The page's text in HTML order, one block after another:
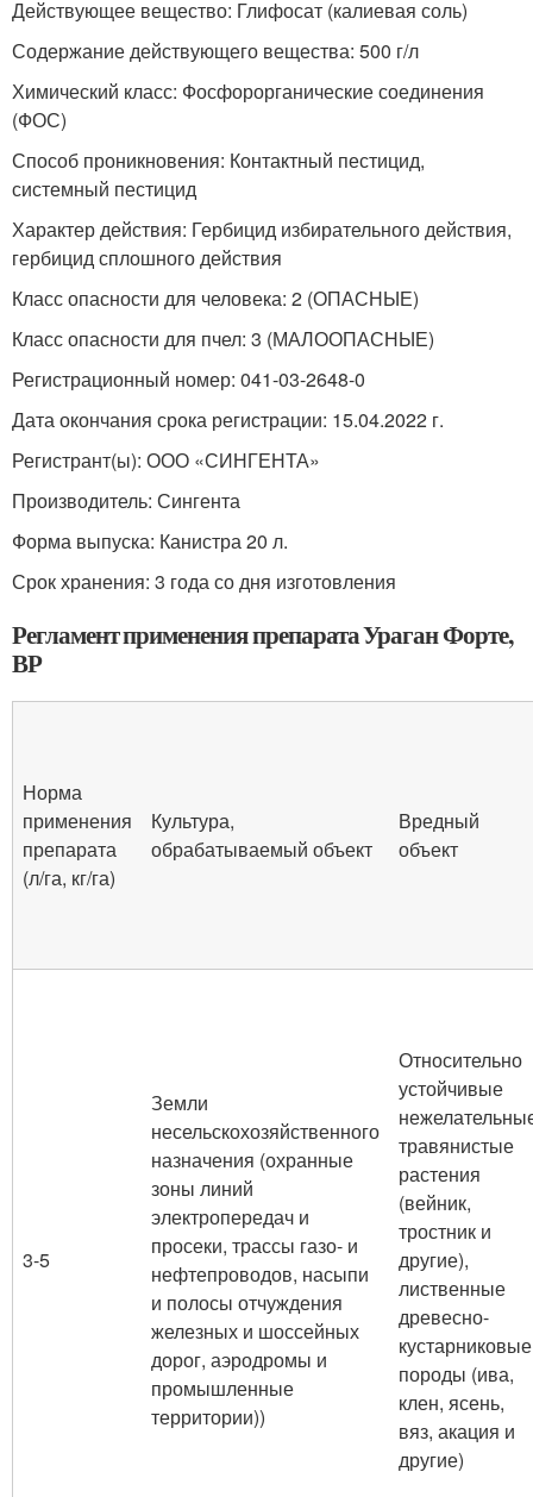
Действующее вещество: Глифосат (калиевая соль)
Содержание действующего вещества: 500 г/л
Химический класс: Фосфорорганические соединения
(ФОС)
Способ проникновения: Контактный пестицид,
системный пестицид
Характер действия: Гербицид избирательного действия,
гербицид сплошного действия
Класс опасности для человека: 2 (ОПАСНЫЕ)
Класс опасности для пчел: 3 (МАЛООПАСНЫЕ)
Регистрационный номер: 041-03-2648-0
Дата окончания срока регистрации: 15.04.2022 г.
Регистрант(ы): ООО «СИНГЕНТА»
Производитель: Сингента
Форма выпуска: Канистра 20 л.
Срок хранения: 3 года со дня изготовления
Регламент применения препарата Ураган Форте,
ВР
Норма
применения
препарата
(л/га, кг/га)
Культура,
обрабатываемый объект
Вредный
объект
3-5
Земли
несельскохозяйственного
назначения (охранные
зоны линий
электропередач и
просеки, трассы газо- и
нефтепроводов, насыпи
и полосы отчуждения
железных и шоссейных
дорог, аэродромы и
промышленные
территории))
Относительно
устойчивые
травянистые
растения
(вейник,
тростник и
другие),
лиственные
древесно-
кустарниковые
породы (ива,
клен, ясень,
вяз, акация и
другие)